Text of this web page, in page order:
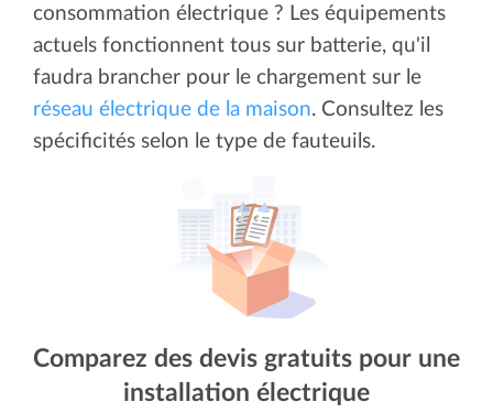
consommation électrique ? Les équipements
actuels fonctionnent tous sur batterie, qu'il
faudra brancher pour le chargement sur le
réseau électrique de la maison. Consultez les
spécificités selon le type de fauteuils.
Comparez des devis gratuits pour une
installation électrique